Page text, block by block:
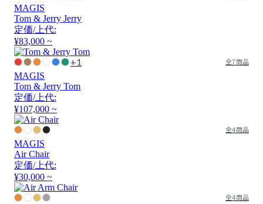
MAGIS
Tom & Jerry Jerry
定価/上代:
¥83,000 ~
+1 全7商品
MAGIS
Tom & Jerry Tom
定価/上代:
¥107,000 ~
全4商品
MAGIS
Air Chair
定価/上代:
¥30,000 ~
全4商品